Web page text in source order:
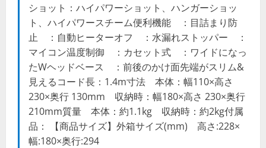
ショット：ハイパワーショット、ハンガーショッ
ト、ハイパワースチーム便利機能 ：目詰まり防
止 ：自動ヒーターオフ ：水漏れストッパー ：
マイコン温度制御 ：カセット式 ：ワイドになっ
たWヘッドベース ：前後のかけ面先端がスリム&
見えるコード長：1.4m寸法 本体：幅110×高さ
230×奥行 130mm 収納時：幅180×高さ 230×奥行
210mm質量 本体：約1.1kg 収納時：約2kg付属
品： 【商品サイズ】外箱サイズ(mm) 高さ:228×
幅:180×奥行:294